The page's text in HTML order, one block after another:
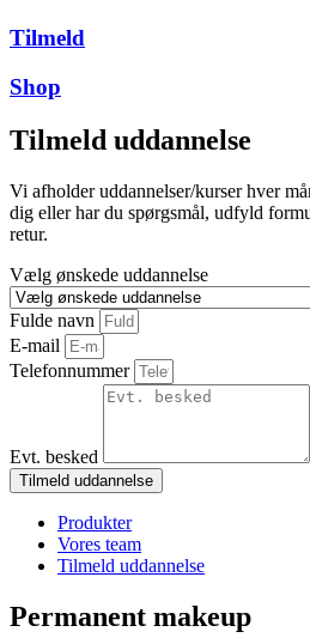
Tilmeld
Shop
Tilmeld uddannelse
Vi afholder uddannelser/kurser hver
dig eller har du spørgsmål, udfyld
retur.
Vælg ønskede uddannelse
Fulde navn
E-mail
Telefonnummer
Evt. besked
Tilmeld uddannelse
Produkter
Vores team
Tilmeld uddannelse
Permanent makeup